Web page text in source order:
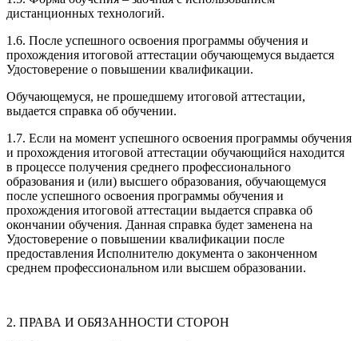
дистанционных технологий.
1.6. После успешного освоения программы обучения и
прохождения итоговой аттестации обучающемуся выдается
Удостоверение о повышении квалификации.
Обучающемуся, не прошедшему итоговой аттестации,
выдается справка об обучении.
1.7. Если на момент успешного освоения программы обучения
и прохождения итоговой аттестации обучающийся находится
в процессе получения среднего профессионального
образования и (или) высшего образования, обучающемуся
после успешного освоения программы обучения и
прохождения итоговой аттестации выдается справка об
окончании обучения. Данная справка будет заменена на
Удостоверение о повышении квалификации после
предоставления Исполнителю документа о законченном
среднем профессиональном или высшем образовании.
2. ПРАВА И ОБЯЗАННОСТИ СТОРОН